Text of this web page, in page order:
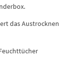
das Austrocknen